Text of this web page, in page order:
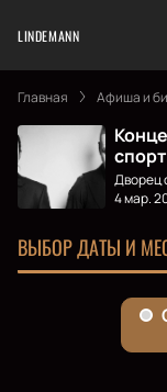
LINDEMANN
Главная Афиша и
Дворец
4 мар.
ВЫБОР ДАТЫ И